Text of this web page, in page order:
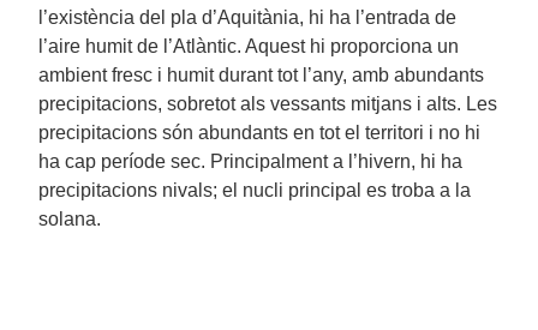
l’existència del pla d’Aquitània, hi ha l’entrada de
l’aire humit de l’Atlàntic. Aquest hi proporciona un
ambient fresc i humit durant tot l’any, amb abundants
precipitacions, sobretot als vessants mitjans i alts. Les
precipitacions són abundants en tot el territori i no hi
ha cap període sec. Principalment a l’hivern, hi ha
precipitacions nivals; el nucli principal es troba a la
solana.